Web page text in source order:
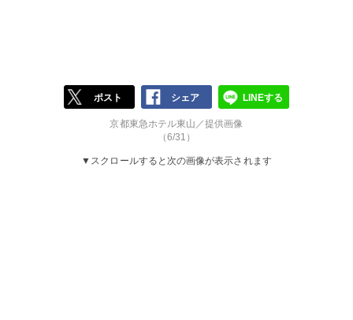
ポスト シェア LINEする
京都東急ホテル東山／提供画像
（6/31）
▼スクロールすると次の画像が表示されます